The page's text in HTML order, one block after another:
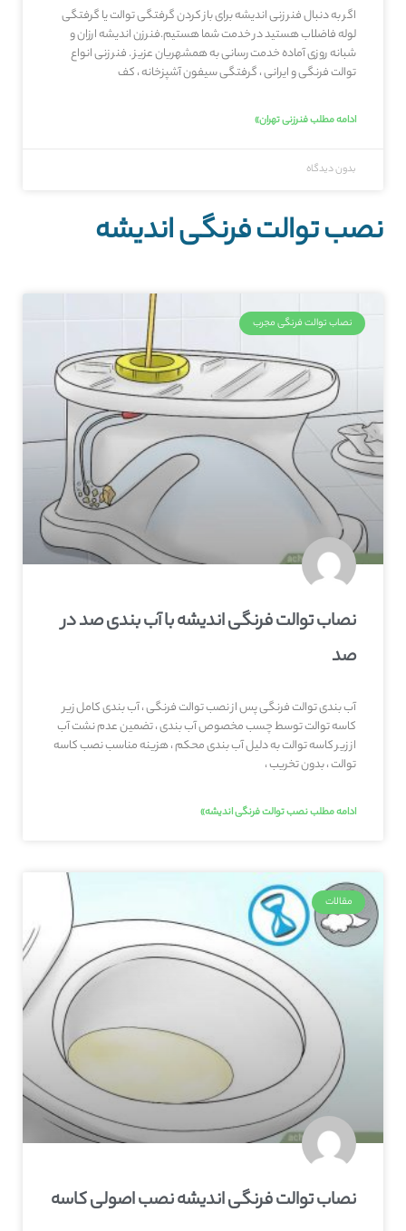
اگر به دنبال فنر زنی اندیشه برای باز کردن گرفتگی توالت یا گرفتگی
لوله فاضلاب هستید در خدمت شما هستیم.فنرزن اندیشه ارزان و
شبانه روزی آماده خدمت رسانی به همشهریان عزیز . فنر زنی انواع
توالت فرنگی و ایرانی ، گرفتگی سیفون آشپزخانه ، کف
ادامه مطلب فنرزنی تهران»
بدون دیدگاه
نصب توالت فرنگی اندیشه
نصاب توالت فرنگی مجرب
نصاب توالت فرنگی اندیشه با آب بندی صد در
صد
آب بندی توالت فرنگی پس از نصب توالت فرنگی ، آب بندی کامل زیر
کاسه توالت توسط چسب مخصوص آب بندی ، تضمین عدم نشت آب
از زیر کاسه توالت به دلیل آب بندی محکم ، هزینه مناسب نصب کاسه
توالت ، بدون تخریب ،
ادامه مطلب نصب توالت فرنگی اندیشه»
مقالات
نصاب توالت فرنگی اندیشه نصب اصولی کاسه